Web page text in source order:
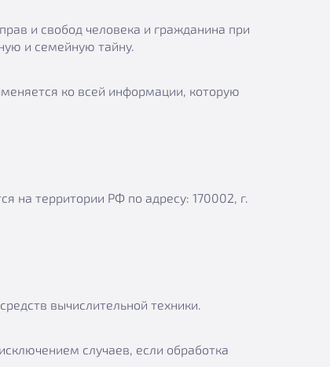
и свобод человека и гражданина при
и семейную тайну.
ко всей информации, которую
на территории РФ по адресу: 170002, г.
вычислительной техники.
случаев, если обработка